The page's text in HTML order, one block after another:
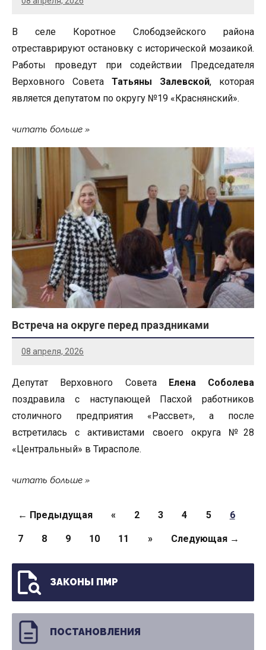
В селе Коротное Слободзейского района
отреставрируют остановку с исторической мозаикой.
Работы проведут при содействии Председателя
Верховного Совета Татьяны Залевской, которая
является депутатом по округу №19 «Краснянский».
читать больше
Встреча на округе перед праздниками
08 апреля, 2026
Депутат Верховного Совета Елена Соболева
поздравила с наступающей Пасхой работников
столичного предприятия «Рассвет», а после
встретилась с активистами своего округа №28
«Центральный» в Тирасполе.
читать больше
Страницы
← Предыдущая « 2 3 4 5 6
7 8 9 10 11 » Следующая →
ЗАКОНЫ ПМР
ПОСТАНОВЛЕНИЯ